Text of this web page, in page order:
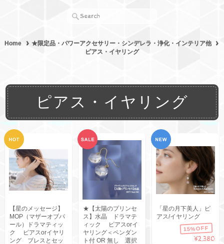
Home
★限定品・パワーアクセサリー・シンデレラ・浄化・インテリア他
ピアス・イヤリング
ピアス・イヤリング
【星のメッセージ】
MOP（マザーオブパ
ール）ドラマティッ
ク ピアスorイヤリ
ング ブレスとセッ
★【太陽のプリンセ
ス】水晶 ドラマテ
ィック ピアスorイ
ヤリング＜ペンダン
ト付 OR 無し 選択
「星の月下美人」ピ
アス/イヤリング
15%OFF
¥2,380